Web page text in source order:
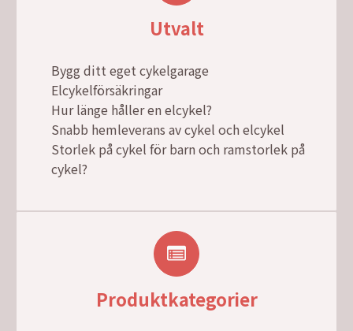
Utvalt
Bygg ditt eget cykelgarage
Elcykelförsäkringar
Hur länge håller en elcykel?
Snabb hemleverans av cykel och elcykel
Storlek på cykel för barn och ramstorlek på
cykel?
Produktkategorier